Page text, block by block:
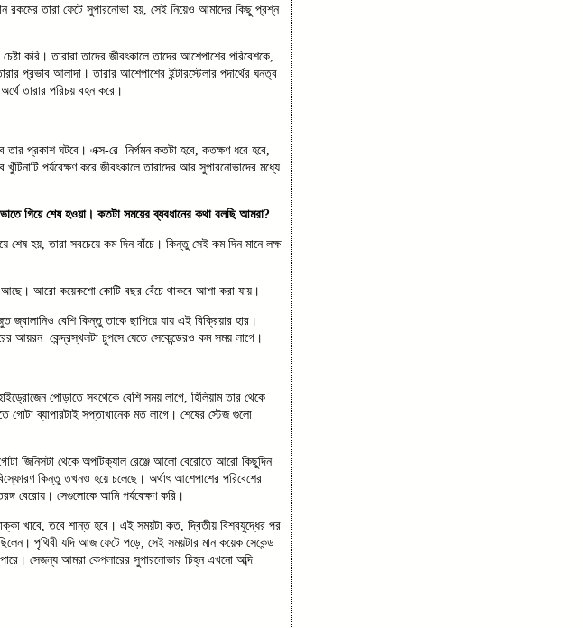
তারা ফেটে সুপারনোভা হয়, সেই নিয়েও আমাদের কিছু প্রশ্ন
করি। তারারা তাদের জীবৎকালে তাদের আশেপাশের পরিবেশকে,
প্রভাব আলাদা। তারার আশেপাশের ইন্টারস্টেলার পদার্থের ঘনত্ব
তারার পরিচয় বহন করে।
তার প্রকাশ ঘটবে। এক্স-রে নির্গমন কতটা হবে, কতক্ষণ ধরে হবে,
পর্যবেক্ষণ করে জীবৎকালে তারাদের আর সুপারনোভাদের মধ্যে
গিয়ে শেষ হওয়া। কতটা সময়ের ব্যবধানের কথা বলছি আমরা?
হয়, তারা সবচেয়ে কম দিন বাঁচে। কিন্তু সেই কম দিন মানে লক্ষ
আছে। আরো কয়েকশো কোটি বছর বেঁচে থাকবে আশা করা যায়।
বেশি কিন্তু তাকে ছাপিয়ে যায় এই বিক্রিয়ার হার।
আয়রন কেন্দ্রস্থলটা চুপসে যেতে সেকেন্ডেরও কম সময় লাগে।
পোড়াতে সবথেকে বেশি সময় লাগে, হিলিয়াম তার থেকে
ব্যাপারটাই সপ্তাখানেক মত লাগে। শেষের স্টেজ গুলো
জিনিসটা থেকে অপটিক্যাল রেঞ্জে আলো বেরোতে আরো কিছুদিন
কিন্তু তখনও হয়ে চলেছে। অর্থাৎ আশেপাশের পরিবেশের
বেরোয়। সেগুলোকে আমি পর্যবেক্ষণ করি।
খাবে, তবে শান্ত হবে। এই সময়টা কত, দ্বিতীয় বিশ্বযুদ্ধের পর
পৃথিবী যদি আজ ফেটে পড়ে, সেই সময়টার মান কয়েক সেকেন্ড
সেজন্য আমরা কেপলারের সুপারনোভার চিহ্ন এখনো অব্দি